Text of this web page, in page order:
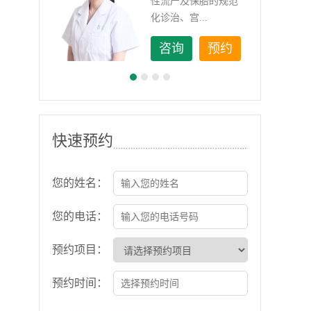
化诊治、宫...
咨询 预约
快速预约
您的姓名：
您的电话：
预约项目：
预约时间：